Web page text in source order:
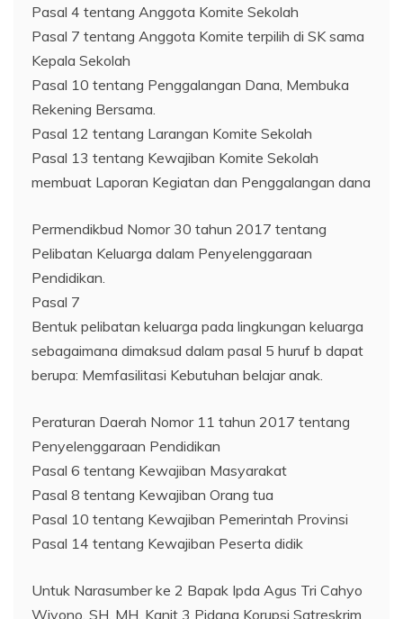
Pasal 4 tentang Anggota Komite Sekolah
Pasal 7 tentang Anggota Komite terpilih di SK sama
Kepala Sekolah
Pasal 10 tentang Penggalangan Dana, Membuka
Rekening Bersama.
Pasal 12 tentang Larangan Komite Sekolah
Pasal 13 tentang Kewajiban Komite Sekolah
membuat Laporan Kegiatan dan Penggalangan dana
Permendikbud Nomor 30 tahun 2017 tentang
Pelibatan Keluarga dalam Penyelenggaraan
Pendidikan.
Pasal 7
Bentuk pelibatan keluarga pada lingkungan keluarga
sebagaimana dimaksud dalam pasal 5 huruf b dapat
berupa: Memfasilitasi Kebutuhan belajar anak.
Peraturan Daerah Nomor 11 tahun 2017 tentang
Penyelenggaraan Pendidikan
Pasal 6 tentang Kewajiban Masyarakat
Pasal 8 tentang Kewajiban Orang tua
Pasal 10 tentang Kewajiban Pemerintah Provinsi
Pasal 14 tentang Kewajiban Peserta didik
Untuk Narasumber ke 2 Bapak Ipda Agus Tri Cahyo
Wiyono, SH, MH, Kanit 3 Pidana Korupsi Satreskrim